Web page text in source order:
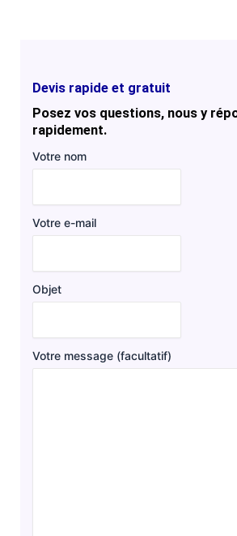
Devis rapide et gratuit
Posez vos questions, nous y
rapidement.
Votre nom
Votre e-mail
Objet
Votre message (facultatif)